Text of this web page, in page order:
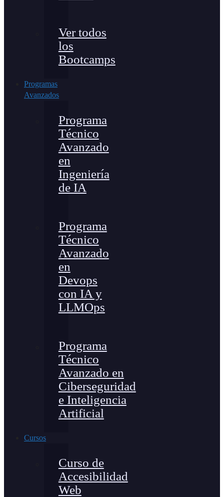
Ver todos
los
Bootcamps
Programas
Avanzados
Programa
Técnico
Avanzado
en
Ingeniería
de IA
Programa
Técnico
Avanzado
en
Devops
con IA y
LLMOps
Programa
Técnico
Avanzado en
Ciberseguridad
e Inteligencia
Artificial
Cursos
Curso de
Accesibilidad
Web